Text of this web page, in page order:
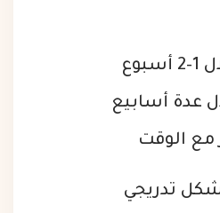
عدة أسابيع
الوقت
تدريجي